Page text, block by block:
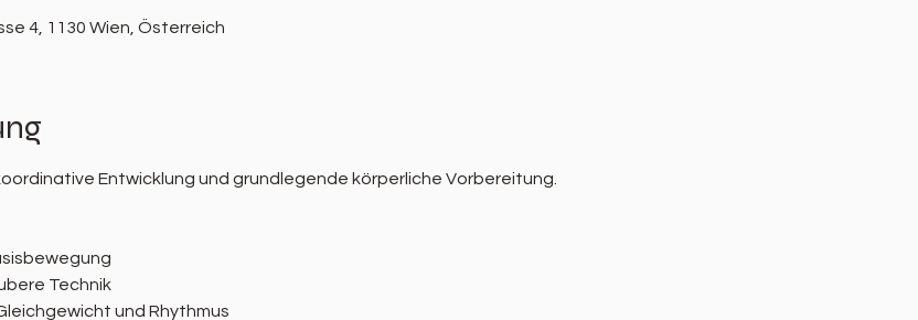
4, 1130 Wien, Österreich
Entwicklung und grundlegende körperliche Vorbereitung.
Technik
und Rhythmus